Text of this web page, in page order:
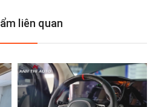
thế cản mới, lưới tản nhiệt và cụm
cấp xe chính là làm đồng lại vị
kèm viền chrome tinh tế đặc trưng
pha LED, cụm đèn hậu LED tạo
liên quan